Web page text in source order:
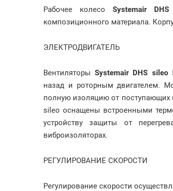
Рабочее колесо Systemair
композиционного материала.
ЭЛЕКТРОДВИГАТЕЛЬ
ВентиляторыSystemair DHS sileo
назад и роторным двигателем.
полную изоляцию от поступающих
sileo оснащены встроенными
устройству защиты от
виброизоляторах.
РЕГУЛИРОВАНИЕ СКОРОСТИ
Регулирование скорости